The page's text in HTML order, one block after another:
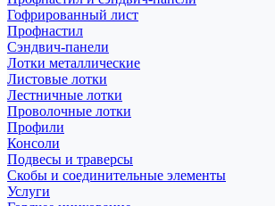
Гофрированный лист
Профнастил
Сэндвич-панели
Лотки металлические
Листовые лотки
Лестничные лотки
Проволочные лотки
Профили
Консоли
Подвесы и траверсы
Скобы и соединительные элементы
Услуги